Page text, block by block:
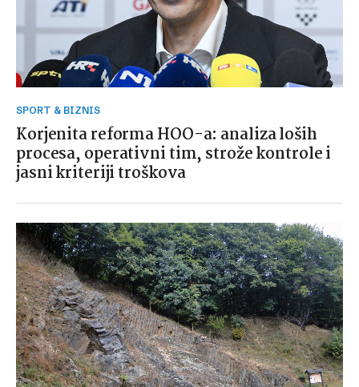
SPORT & BIZNIS
Korjenita reforma HOO-a: analiza loših
procesa, operativni tim, strože kontrole i
jasni kriteriji troškova